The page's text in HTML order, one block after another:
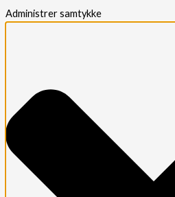
Administrer samtykke